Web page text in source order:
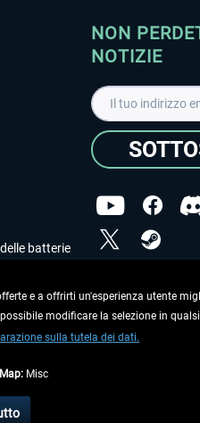
batterie
NON
NOTIZIE
dei dati.
Copyright © Aerosoft
diversamente descritto.
informazioni di spedizione
e a offrirti un'esperienza utente
modificare la selezione in
sulla tutela dei dati.
Misc